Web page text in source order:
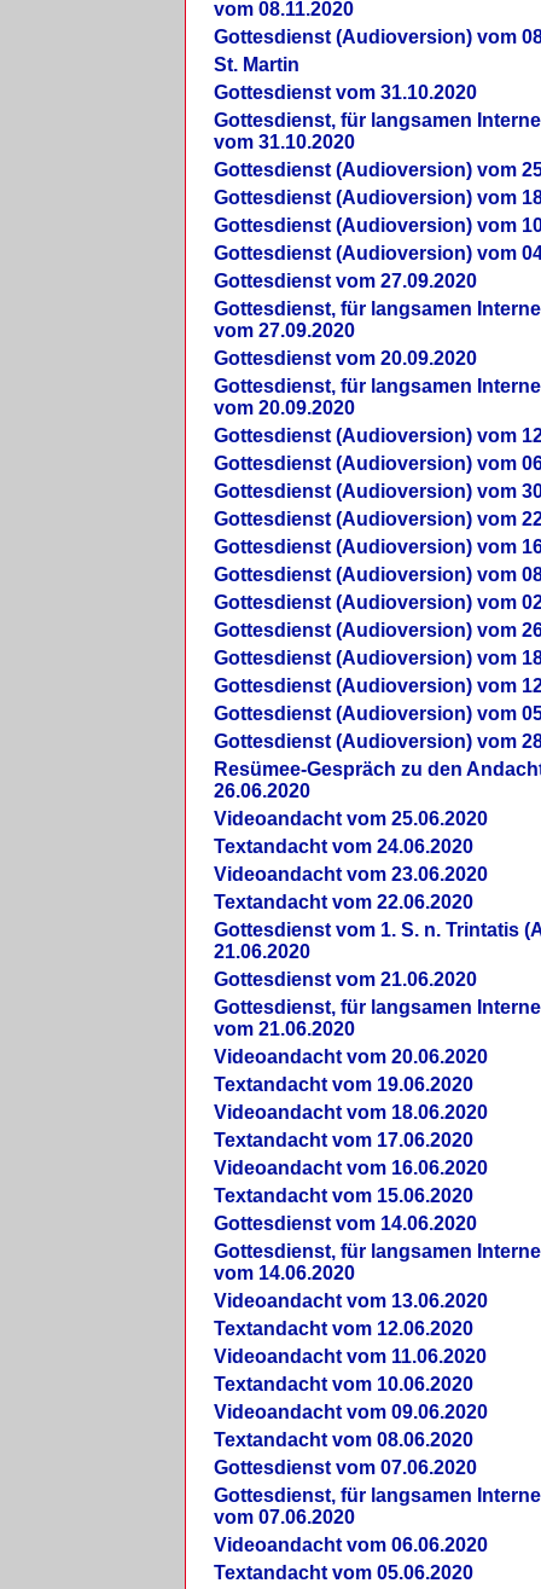
vom 08.11.2020
Gottesdienst (Audioversion) vom
St. Martin
Gottesdienst vom 31.10.2020
Gottesdienst, für langsamen
vom 31.10.2020
Gottesdienst (Audioversion) vom
Gottesdienst (Audioversion) vom
Gottesdienst (Audioversion) vom
Gottesdienst (Audioversion) vom
Gottesdienst vom 27.09.2020
Gottesdienst, für langsamen
vom 27.09.2020
Gottesdienst vom 20.09.2020
Gottesdienst, für langsamen
vom 20.09.2020
Gottesdienst (Audioversion) vom
Gottesdienst (Audioversion) vom
Gottesdienst (Audioversion) vom
Gottesdienst (Audioversion) vom
Gottesdienst (Audioversion) vom
Gottesdienst (Audioversion) vom
Gottesdienst (Audioversion) vom
Gottesdienst (Audioversion) vom
Gottesdienst (Audioversion) vom
Gottesdienst (Audioversion) vom
Gottesdienst (Audioversion) vom
Gottesdienst (Audioversion) vom
Re­sü­mee-Gespräch zu den
26.06.2020
Videoandacht vom 25.06.2020
Textandacht vom 24.06.2020
Videoandacht vom 23.06.2020
Textandacht vom 22.06.2020
Gottesdienst vom 1. S. n. Trintatis
21.06.2020
Gottesdienst vom 21.06.2020
Gottesdienst, für langsamen
vom 21.06.2020
Videoandacht vom 20.06.2020
Textandacht vom 19.06.2020
Videoandacht vom 18.06.2020
Textandacht vom 17.06.2020
Videoandacht vom 16.06.2020
Textandacht vom 15.06.2020
Gottesdienst vom 14.06.2020
Gottesdienst, für langsamen
vom 14.06.2020
Videoandacht vom 13.06.2020
Textandacht vom 12.06.2020
Videoandacht vom 11.06.2020
Textandacht vom 10.06.2020
Videoandacht vom 09.06.2020
Textandacht vom 08.06.2020
Gottesdienst vom 07.06.2020
Gottesdienst, für langsamen
vom 07.06.2020
Videoandacht vom 06.06.2020
Textandacht vom 05.06.2020